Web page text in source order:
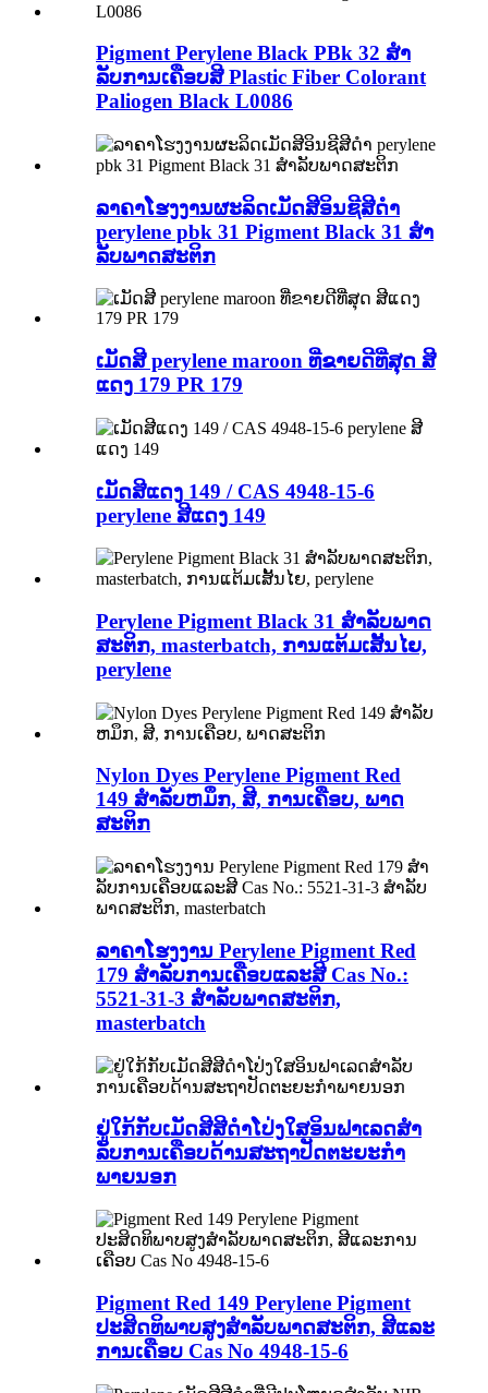
Pigment Perylene Black PBk 32 ສໍາ
ລັບການເຄືອບສີ Plastic Fiber Colorant
Paliogen Black L0086
ລາຄາໂຮງງານຜະລິດເມັດສີອິນຊີສີດໍາ
perylene pbk 31 Pigment Black 31 ສໍາ
ລັບພາດສະຕິກ
ເມັດສີ perylene maroon ທີ່ຂາຍດີທີ່ສຸດ ສີ
ແດງ 179 PR 179
ເມັດສີແດງ 149 / CAS 4948-15-6
perylene ສີແດງ 149
Perylene Pigment Black 31 ສໍາລັບພາດ
ສະຕິກ, masterbatch, ການແຕ້ມເສັ້ນໄຍ,
perylene
Nylon Dyes Perylene Pigment Red
149 ສໍາລັບຫມຶກ, ສີ, ການເຄືອບ, ພາດ
ສະຕິກ
ລາຄາໂຮງງານ Perylene Pigment Red
179 ສໍາລັບການເຄືອບແລະສີ Cas No.:
5521-31-3 ສໍາລັບພາດສະຕິກ,
masterbatch
ຢູ່ໃກ້ກັບເມັດສີສີດໍາໂປ່ງໃສອິນຟາເລດສໍາ
ລັບການເຄືອບດ້ານສະຖາປັດຕະຍະກໍາ
ພາຍນອກ
Pigment Red 149 Perylene Pigment
ປະສິດທິພາບສູງສໍາລັບພາດສະຕິກ, ສີແລະ
ການເຄືອບ Cas No 4948-15-6